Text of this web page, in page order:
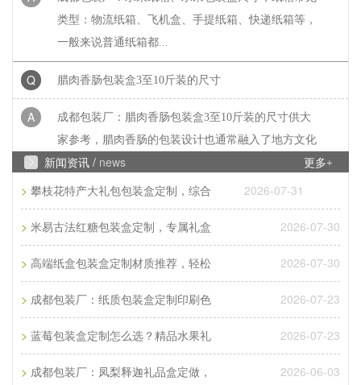
类型：物流纸箱、飞机盒、手提纸箱、快递纸箱等，
一般来说普通纸箱都...
Q 腊肉香肠包装盒3至10斤装的尺寸
A
成都包装厂：腊肉香肠包装盒3至10斤装的尺寸供大
家参考，腊肉香肠的包装设计也通常融入了地方文化
元素。包装上常印有当...
Q 常见彩页印刷尺寸是多少
A
成都印刷厂家：常见彩页印刷尺寸是多少？常见彩页
Q 成都包装厂：纸质包装盒定制材质厚度选
A
成都包装厂：纸质包装盒定制材质厚度选择 承重与
成本平衡技巧。纸质包装盒定制的厚度选择，核心是
新闻资讯 / news 更多+
> 攀枝花特产大礼包包装盒定制，综合 2026-07-31
> 米易古法红糖包装盒定制，专属礼盒 2026-07-30
> 高端纸盒包装盒定制材质推荐，轻松 2026-07-30
> 成都包装厂：纸质包装盒定制印刷色 2026-07-23
> 蓝莓包装盒定制怎么选？精品水果礼 2026-07-23
> 成都包装厂：凤梨释迦礼品盒定做， 2026-06-03